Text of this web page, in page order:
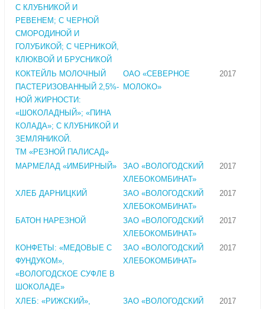
С КЛУБНИКОЙ И
РЕВЕНЕМ; С ЧЕРНОЙ
СМОРОДИНОЙ И
ГОЛУБИКОЙ; С ЧЕРНИКОЙ,
КЛЮКВОЙ И БРУСНИКОЙ
КОКТЕЙЛЬ МОЛОЧНЫЙ
ПАСТЕРИЗОВАННЫЙ 2,5%-
НОЙ ЖИРНОСТИ:
«ШОКОЛАДНЫЙ»; «ПИНА
КОЛАДА»; С КЛУБНИКОЙ И
ЗЕМЛЯНИКОЙ.
ТМ «РЕЗНОЙ ПАЛИСАД»
ОАО «СЕВЕРНОЕ
МОЛОКО»
2017
МАРМЕЛАД «ИМБИРНЫЙ»
ЗАО «ВОЛОГОДСКИЙ
ХЛЕБОКОМБИНАТ»
2017
ХЛЕБ ДАРНИЦКИЙ
ЗАО «ВОЛОГОДСКИЙ
ХЛЕБОКОМБИНАТ»
2017
БАТОН НАРЕЗНОЙ
ЗАО «ВОЛОГОДСКИЙ
ХЛЕБОКОМБИНАТ»
2017
КОНФЕТЫ: «МЕДОВЫЕ С
ФУНДУКОМ»,
«ВОЛОГОДСКОЕ СУФЛЕ В
ШОКОЛАДЕ»
ЗАО «ВОЛОГОДСКИЙ
ХЛЕБОКОМБИНАТ»
2017
ХЛЕБ: «РИЖСКИЙ»,
ЗАО «ВОЛОГОДСКИЙ
2017